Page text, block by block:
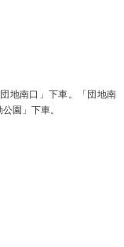
地南口」下車。「団地南
園」下車。